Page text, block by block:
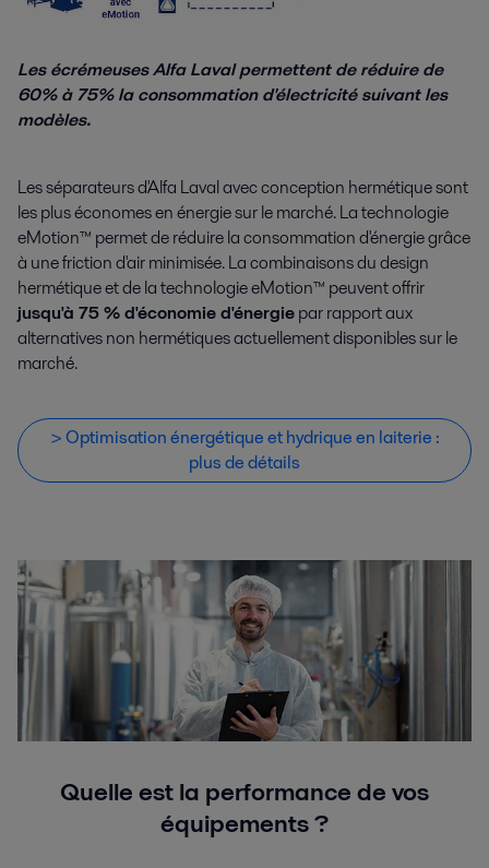
Les écrémeuses Alfa Laval permettent de réduire de
60% à 75% la consommation d'électricité suivant les
modèles.
Les séparateurs d'Alfa Laval avec conception hermétique sont
les plus économes en énergie sur le marché. La technologie
eMotion™ permet de réduire la consommation d'énergie grâce
à une friction d'air minimisée. La combinaisons du design
hermétique et de la technologie eMotion™ peuvent offrir
jusqu'à 75 % d'économie d'énergiepar rapport aux
alternatives non hermétiques actuellement disponibles sur le
marché.
> Optimisation énergétique et hydrique en laiterie :
plus de détails
Quelle est la performance de vos
équipements ?